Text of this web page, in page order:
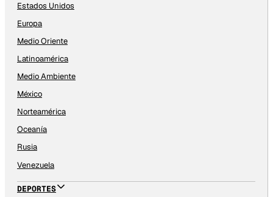
Estados Unidos
Europa
Medio Oriente
Latinoamérica
Medio Ambiente
México
Norteamérica
Oceanía
Rusia
Venezuela
DEPORTES